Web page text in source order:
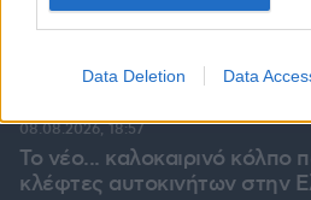
Data Deletion Data
Το νέο... καλοκαιρινό κόλπο
κλέφτες αυτοκινήτων στην
08.08.2026, 18:57